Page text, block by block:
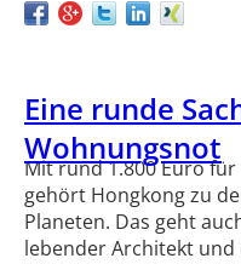
Eine runde
Wohnungsnot
Mit rund 1.800 Euro
gehört Hongkong zu
Planeten. Das geht
lebender Architekt und